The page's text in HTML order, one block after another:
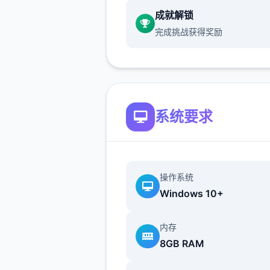
16750+行新代码，38+首新音
目，150+种新音效，更新的用
本经验基于作者的官方经验与
Tanxui大神做的被动经验mod
纯手打，先求独唯一点赞啦
永恒宇宙顶佳路线：
成就解锁
完成挑战获得奖励
系统要求
操作系统
Windows 10+
内存
8GB RAM